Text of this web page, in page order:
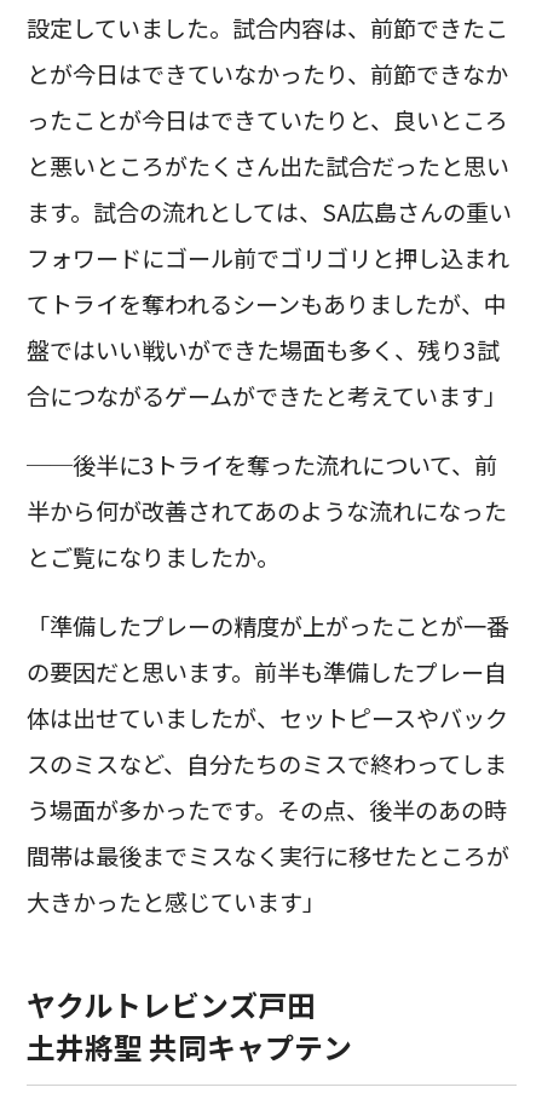
設定していました。試合内容は、前節できたこ
とが今日はできていなかったり、前節できなか
ったことが今日はできていたりと、良いところ
と悪いところがたくさん出た試合だったと思い
ます。試合の流れとしては、SA広島さんの重い
フォワードにゴール前でゴリゴリと押し込まれ
てトライを奪われるシーンもありましたが、中
盤ではいい戦いができた場面も多く、残り3試
合につながるゲームができたと考えています」
──後半に3トライを奪った流れについて、前
半から何が改善されてあのような流れになった
とご覧になりましたか。
「準備したプレーの精度が上がったことが一番
の要因だと思います。前半も準備したプレー自
体は出せていましたが、セットピースやバック
スのミスなど、自分たちのミスで終わってしま
う場面が多かったです。その点、後半のあの時
間帯は最後までミスなく実行に移せたところが
大きかったと感じています」
ヤクルトレビンズ戸田
土井將聖 共同キャプテン